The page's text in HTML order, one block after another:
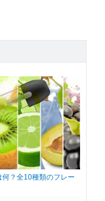
？全10種類のフレー